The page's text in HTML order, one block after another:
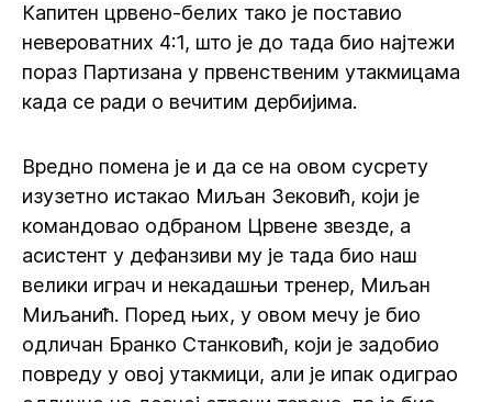
Капитен црвено-белих тако је поставио
невероватних 4:1, што је до тада био најтежи
пораз Партизана у првенственим утакмицама
када се ради о вечитим дербијима.
Вредно помена је и да се на овом сусрету
изузетно истакао Миљан Зековић, који је
командовао одбраном Црвене звезде, а
асистент у дефанзиви му је тада био наш
велики играч и некадашњи тренер, Миљан
Миљанић. Поред њих, у овом мечу је био
одличан Бранко Станковић, који је задобио
повреду у овој утакмици, али је ипак одиграо